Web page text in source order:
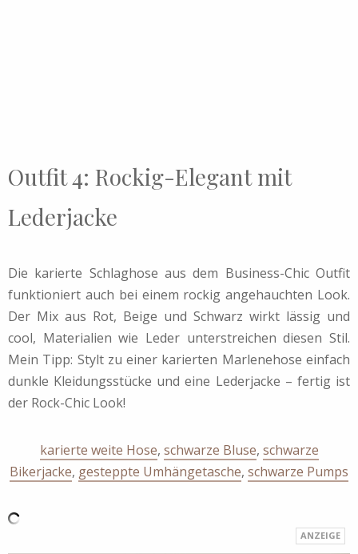
Outfit 4: Rockig-Elegant mit
Lederjacke
Die karierte Schlaghose aus dem Business-Chic Outfit
funktioniert auch bei einem rockig angehauchten Look.
Der Mix aus Rot, Beige und Schwarz wirkt lässig und
cool, Materialien wie Leder unterstreichen diesen Stil.
Mein Tipp: Stylt zu einer karierten Marlenehose einfach
dunkle Kleidungsstücke und eine Lederjacke – fertig ist
der Rock-Chic Look!
karierte weite Hose, schwarze Bluse, schwarze
Bikerjacke, gesteppte Umhängetasche, schwarze Pumps